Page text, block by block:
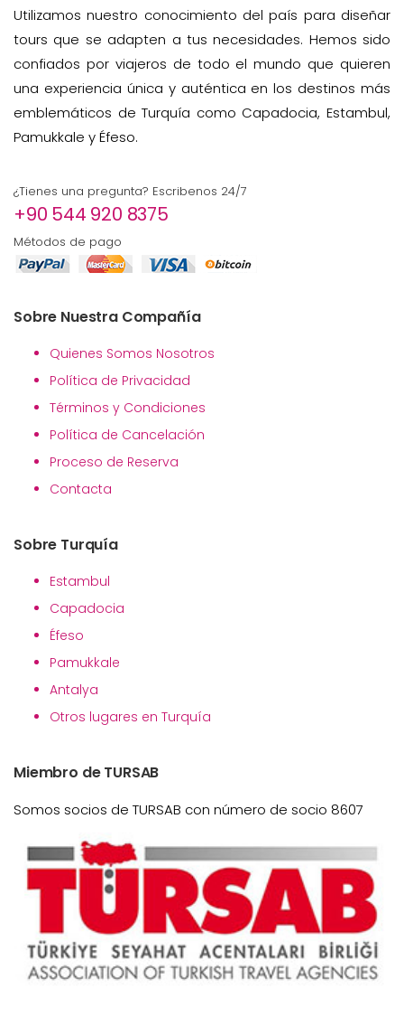
Utilizamos nuestro conocimiento del país para diseñar
tours que se adapten a tus necesidades. Hemos sido
confiados por viajeros de todo el mundo que quieren
una experiencia única y auténtica en los destinos más
emblemáticos de Turquía como Capadocia, Estambul,
Pamukkale y Éfeso.
¿Tienes una pregunta? Escribenos 24/7
+90 544 920 8375
Métodos de pago
Sobre Nuestra Compañía
Quienes Somos Nosotros
Política de Privacidad
Términos y Condiciones
Política de Cancelación
Proceso de Reserva
Contacta
Sobre Turquía
Estambul
Capadocia
Éfeso
Pamukkale
Antalya
Otros lugares en Turquía
Miembro de TURSAB
Somos socios de TURSAB con número de socio 8607